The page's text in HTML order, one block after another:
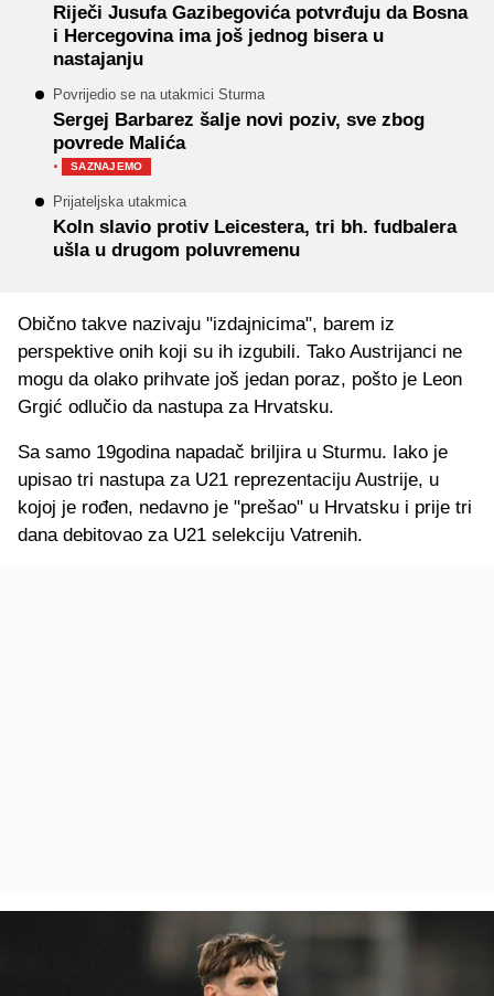
Riječi Jusufa Gazibegovića potvrđuju da Bosna
i Hercegovina ima još jednog bisera u
nastajanju
Povrijedio se na utakmici Sturma
Sergej Barbarez šalje novi poziv, sve zbog
povrede Malića
· SAZNAJEMO
Prijateljska utakmica
Koln slavio protiv Leicestera, tri bh. fudbalera
ušla u drugom poluvremenu
Obično takve nazivaju "izdajnicima", barem iz
perspektive onih koji su ih izgubili. Tako Austrijanci ne
mogu da olako prihvate još jedan poraz, pošto je Leon
Grgić odlučio da nastupa za Hrvatsku.
Sa samo 19godina napadač briljira u Sturmu. Iako je
upisao tri nastupa za U21 reprezentaciju Austrije, u
kojoj je rođen, nedavno je "prešao" u Hrvatsku i prije tri
dana debitovao za U21 selekciju Vatrenih.